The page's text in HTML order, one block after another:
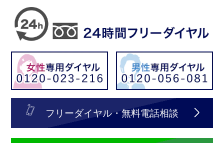
フリーダイヤル・無料電話相談